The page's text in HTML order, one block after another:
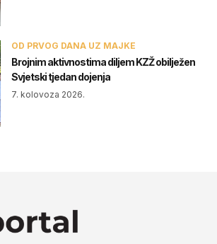
OD PRVOG DANA UZ MAJKE
Brojnim aktivnostima diljem KZŽ obilježen
Svjetski tjedan dojenja
7. kolovoza 2026.